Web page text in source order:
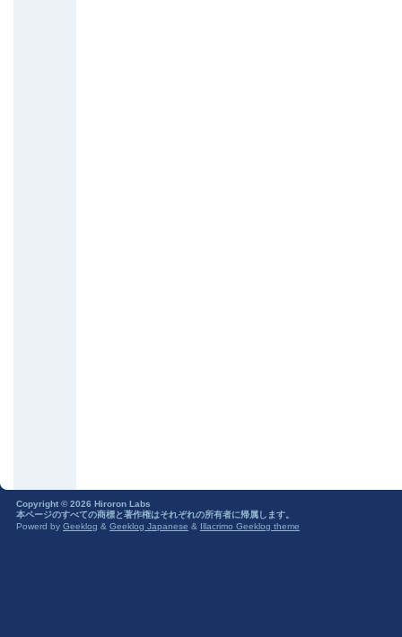
Copyright © 2026 Hiroron Labs
本ページのすべての商標と著作権はそれぞれの所有者に帰属します。
Powerd by Geeklog & Geeklog Japanese & Illacrimo Geeklog theme